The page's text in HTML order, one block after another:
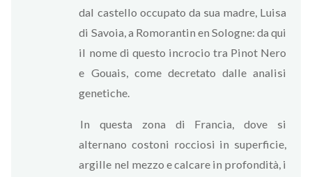
dal castello occupato da sua madre, Luisa
di Savoia, a Romorantin en Sologne: da qui
il nome di questo incrocio tra Pinot Nero
e Gouais, come decretato dalle analisi
genetiche.
In questa zona di Francia, dove si
alternano costoni rocciosi in superficie,
argille nel mezzo e calcare in profondità, i